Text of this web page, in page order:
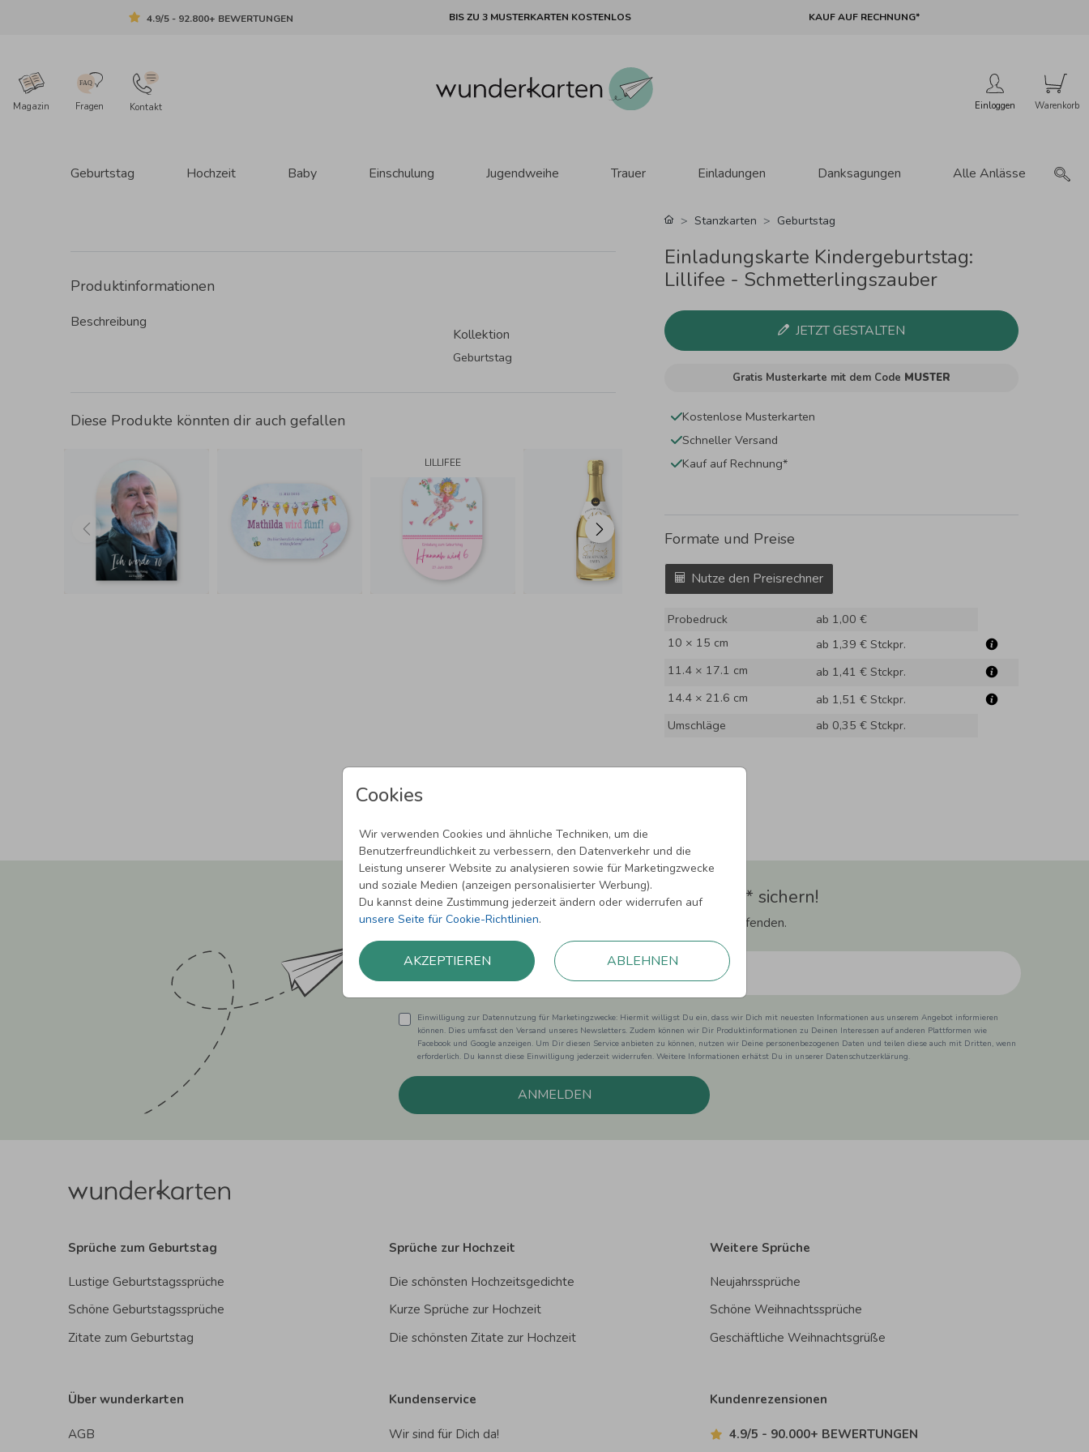
4.9/5 - 92.800+ BEWERTUNGEN BIS ZU 3 MUSTERKARTEN KOSTENLOS KAUF AUF RECHNUNG*
Magazin Fragen Kontakt Einloggen
Geburtstag Hochzeit Baby Einschulung Jugendweihe Trauer Einladungen Danksagungen Alle Anlässe
Cookies
Wir verwenden Cookies und ähnliche Techniken, um die
Benutzerfreundlichkeit zu verbessern, den Datenverkehr und die
Leistung unserer Website zu analysieren sowie für Marketingzwecke
und soziale Medien (anzeigen personalisierter Werbung).
Du kannst deine Zustimmung jederzeit ändern oder widerrufen auf
unsere Seite für Cookie-Richtlinien.
AKZEPTIEREN ABLEHNEN
Produktinformationen
Beschreibung
Kollektion
Geburtstag
Diese Produkte könnten dir auch gefallen
LILLIFEE
Stanzkarten Geburtstag
Einladungskarte Kindergeburtstag:
Lillifee - Schmetterlingszauber
JETZT GESTALTEN
Gratis Musterkarte mit dem Code MUSTER
Kostenlose Musterkarten
Schneller Versand
Kauf auf Rechnung*
Formate und Preise
Nutze den Preisrechner
Probedruck
ab 1,00 €
10 × 15 cm
ab 1,39 € Stckpr.
11.4 × 17.1 cm
ab 1,41 € Stckpr.
14.4 × 21.6 cm
ab 1,51 € Stckpr.
Umschläge
ab 0,35 € Stckpr.
Newsletter abonnieren und 5,00 € Rabatt** sichern!
Melde Dich zu unserem Newsletter an und bleibe auf dem Laufenden.
Einwilligung zur Datennutzung für Marketingzwecke: Hiermit willigst Du ein, dass wir Dich mit neuesten Informationen aus unserem Angebot informieren
können. Dies umfasst den Versand unseres Newsletters. Zudem können wir Dir Produktinformationen zu Deinen Interessen auf anderen Plattformen wie
Facebook und Google anzeigen. Um Dir diesen Service anbieten zu können, nutzen wir Deine personenbezogenen Daten und teilen diese auch mit Dritten, wenn
erforderlich. Du kannst diese Einwilligung jederzeit widerrufen. Weitere Informationen erhätst Du in unserer Datenschutzerklärung.
ANMELDEN
Sprüche zum Geburtstag
Lustige Geburtstagssprüche
Schöne Geburtstagssprüche
Zitate zum Geburtstag
Sprüche zur Hochzeit
Die schönsten Hochzeitsgedichte
Kurze Sprüche zur Hochzeit
Die schönsten Zitate zur Hochzeit
Weitere Sprüche
Neujahrssprüche
Schöne Weihnachtssprüche
Geschäftliche Weihnachtsgrüße
Über wunderkarten
AGB
Kundenservice
Wir sind für Dich da!
Kundenrezensionen
4.9/5 - 90.000+ BEWERTUNGEN